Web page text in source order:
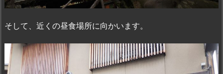
そして、近くの昼食場所に向かいます。